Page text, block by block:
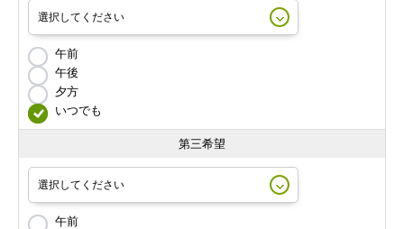
午前
午後
夕方
いつでも
第三希望
午前